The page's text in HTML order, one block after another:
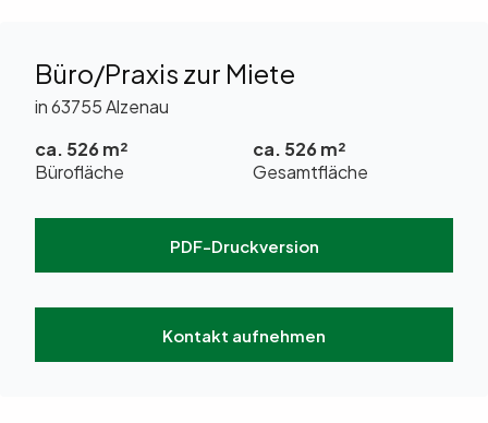
Büro/Praxis zur Miete
in 63755 Alzenau
ca. 526 m²
Bürofläche
ca. 526 m²
Gesamtfläche
PDF-Druckversion
Kontakt aufnehmen